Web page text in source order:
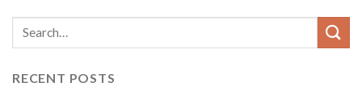
RECENT POSTS